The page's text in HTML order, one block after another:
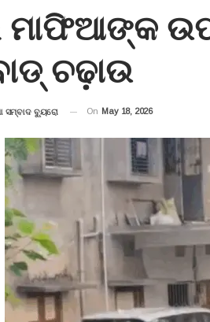
ମାଫିଆଙ୍କ
ଚଢ଼ାଉ
ସମ୍ବାଦ ବ୍ୟୁରୋ On May 18, 2026